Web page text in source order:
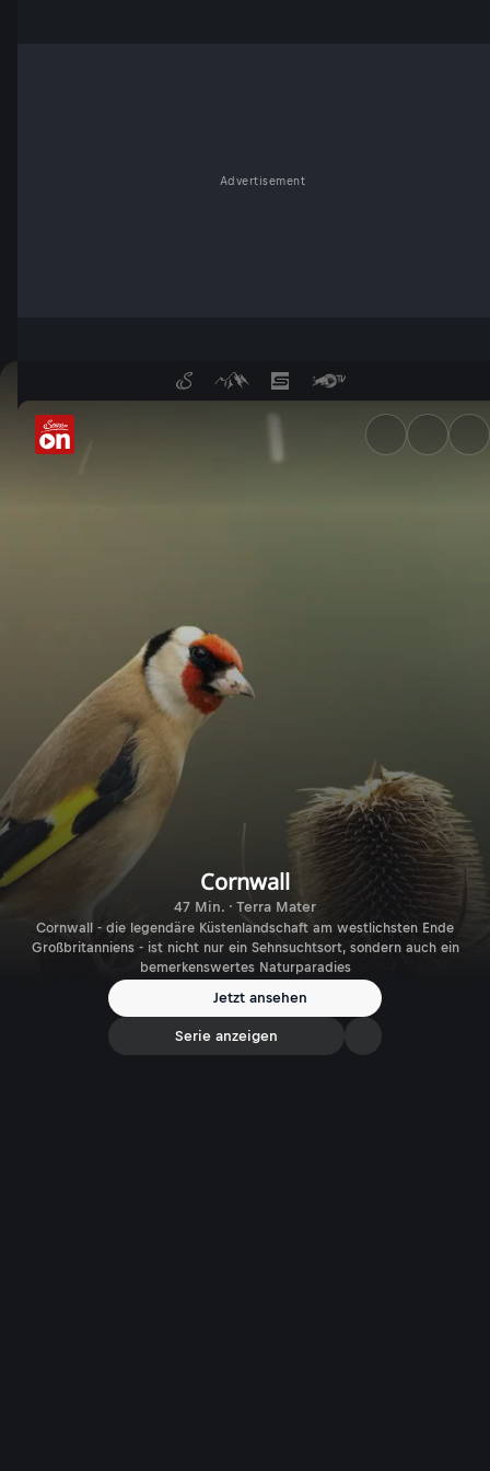
Advertisement
Cornwall - Englands
Cornwall
47 Min. · Terra Mater
Cornwall - die legendäre Küstenlandschaft am westlichsten Ende
Großbritanniens - ist nicht nur ein Sehnsuchtsort, sondern auch ein
bemerkenswertes Naturparadies
Jetzt ansehen
Serie anzeigen